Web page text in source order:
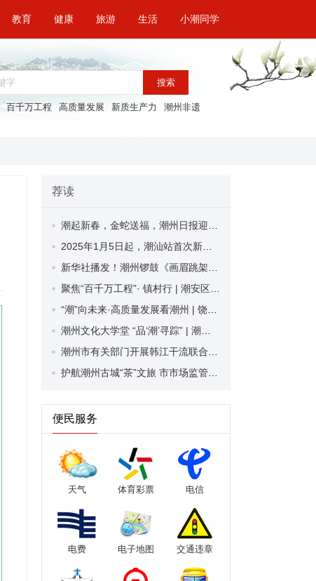
教育 健康 旅游 生活 小潮同学
搜索
百千万工程 高质量发展 新质生产力 潮州非遗
荐读
便民服务
天气 体育彩票 电信
电费 电子地图 交通违章